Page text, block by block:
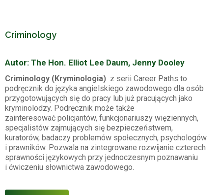
Criminology
Autor: The Hon. Elliot Lee Daum, Jenny Dooley
Criminology (Kryminologia) z serii Career Paths to
podręcznik do języka angielskiego zawodowego dla osób
przygotowujących się do pracy lub już pracujących jako
kryminolodzy. Podręcznik może także
zainteresować policjantów, funkcjonariuszy więziennych,
specjalistów zajmujących się bezpieczeństwem,
kuratorów, badaczy problemów społecznych, psychologów
i prawników. Pozwala na zintegrowane rozwijanie czterech
sprawności językowych przy jednoczesnym poznawaniu
i ćwiczeniu słownictwa zawodowego.